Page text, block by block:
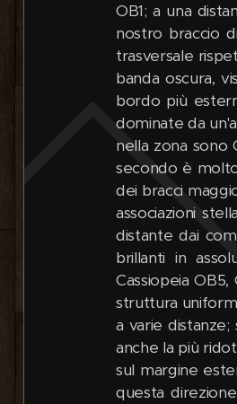
OB1; a una
nostro braccio
trasversale
banda oscura,
bordo più
dominate da
nella zona sono
secondo è
dei bracci
associazioni
distante dai
brillanti in
Cassiopeia
struttura
a varie
anche la più
sul margine
questa